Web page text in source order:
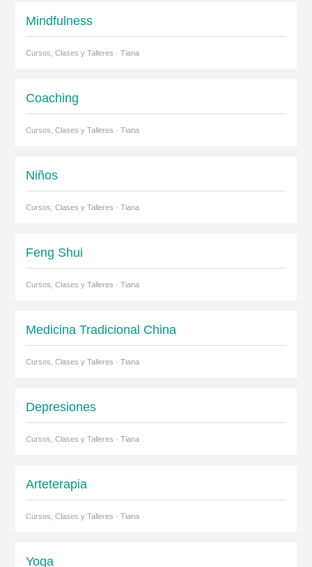
Mindfulness
Cursos, Clases y Talleres · Tiana
Coaching
Cursos, Clases y Talleres · Tiana
Niños
Cursos, Clases y Talleres · Tiana
Feng Shui
Cursos, Clases y Talleres · Tiana
Medicina Tradicional China
Cursos, Clases y Talleres · Tiana
Depresiones
Cursos, Clases y Talleres · Tiana
Arteterapia
Cursos, Clases y Talleres · Tiana
Yoga